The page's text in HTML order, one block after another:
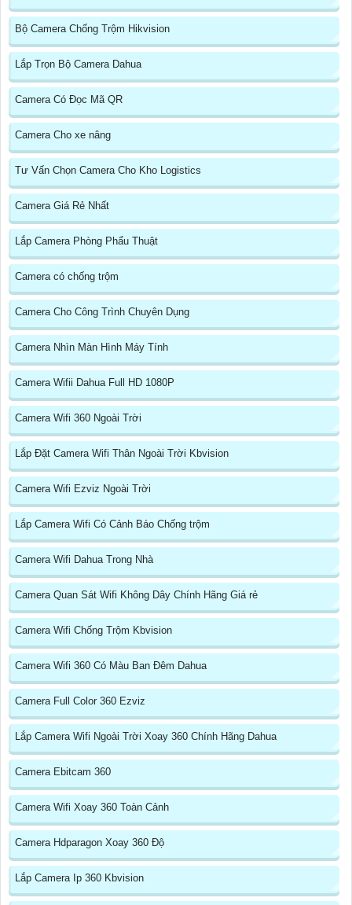
Bộ Camera Chống Trộm Hikvision
Lắp Trọn Bộ Camera Dahua
Camera Có Đọc Mã QR
Camera Cho xe nâng
Tư Vấn Chọn Camera Cho Kho Logistics
Camera Giá Rẻ Nhất
Lắp Camera Phòng Phẩu Thuật
Camera có chống trộm
Camera Cho Công Trình Chuyên Dụng
Camera Nhìn Màn Hình Máy Tính
Camera Wifii Dahua Full HD 1080P
Camera Wifi 360 Ngoài Trời
Lắp Đặt Camera Wifi Thân Ngoài Trời Kbvision
Camera Wifi Ezviz Ngoài Trời
Lắp Camera Wifi Có Cảnh Báo Chống trộm
Camera Wifi Dahua Trong Nhà
Camera Quan Sát Wifi Không Dây Chính Hãng Giá rẻ
Camera Wifi Chống Trộm Kbvision
Camera Wifi 360 Có Màu Ban Đêm Dahua
Camera Full Color 360 Ezviz
Lắp Camera Wifi Ngoài Trời Xoay 360 Chính Hãng Dahua
Camera Ebitcam 360
Camera Wifi Xoay 360 Toàn Cảnh
Camera Hdparagon Xoay 360 Độ
Lắp Camera Ip 360 Kbvision